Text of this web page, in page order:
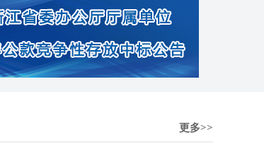
更多>>